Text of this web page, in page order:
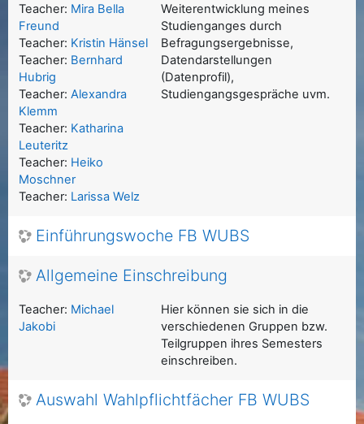
Weiterentwicklung meines
Studienganges durch
Befragungsergebnisse,
Datendarstellungen
(Datenprofil),
Studiengangsgespräche uvm.
Teacher: Mira Bella
Freund
Teacher: Kristin Hänsel
Teacher: Bernhard
Hubrig
Teacher: Alexandra
Klemm
Teacher: Katharina
Leuteritz
Teacher: Heiko
Moschner
Teacher: Larissa Welz
Einführungswoche FB WUBS
Allgemeine Einschreibung
Hier können sie sich in die
verschiedenen Gruppen bzw.
Teilgruppen ihres Semesters
einschreiben.
Teacher: Michael
Jakobi
Auswahl Wahlpflichtfächer FB WUBS